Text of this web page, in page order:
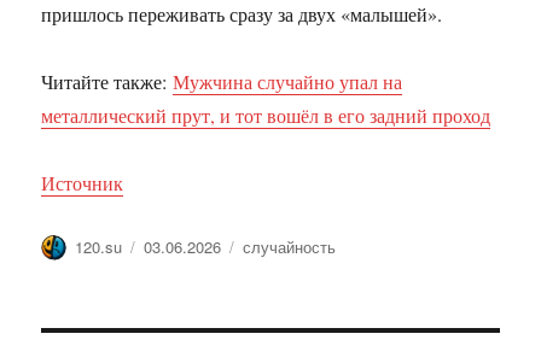
пришлось переживать сразу за двух «малышей».
Читайте также:Мужчина случайно упал на
металлический прут, и тот вошёл в его задний проход
Источник
Автор
120.su Опубликовано
03.06.2026 Метки
случайность